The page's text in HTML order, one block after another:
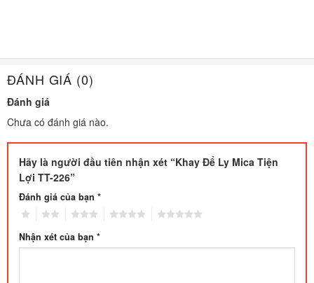
ĐÁNH GIÁ (0)
Đánh giá
Chưa có đánh giá nào.
Hãy là người đầu tiên nhận xét “Khay Để Ly Mica Tiện
Lợi TT-226”
Đánh giá của bạn *
Nhận xét của bạn *